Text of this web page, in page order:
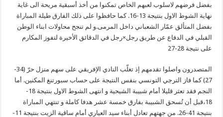
بفضل فرضهم لاسلوب لعبهم الخاص تمكنوا من أخذ أسبقية مريحة الى غاية
نهاية الشوط الاول بنتيجة 13-16. كما حافظوا على ذلك الفارق طيلة المباراة
بفضل المتألق عمّار الشعباني داخل المرمى.و لم تنجح محاولات ابناء الوطن
القبلي في الدفاع عن طريق رجل×رجل في الدقائق الأخيرة لتفوز المكارم
على نتيجة 28-27
المتصدرون واصلوا تقدمهم إذ تغلّب النادي الإفريقي على سهم منزل حرّ (34-
27) كما فاز الترجي التونسي بنفس النتيجة على حساب سبورتنغ المكنين. أما
النجم فقد تعثر قليلا أمام شبيبة الشيحية و انتهى الشوط الاول بنتيجة 18-
18،قبل أن تُسحق الشبيبة بفارق خمسة عشر هدفا كاملة و تنتهي المباراة
بنتيجة 41-26. من جهتهم تعادل أبناء سيد العياري أمام ساقية الزيت بنتيجة 11-